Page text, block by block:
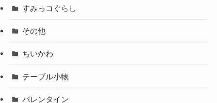
すみっコぐらし
その他
ちいかわ
テーブル小物
バレンタイン